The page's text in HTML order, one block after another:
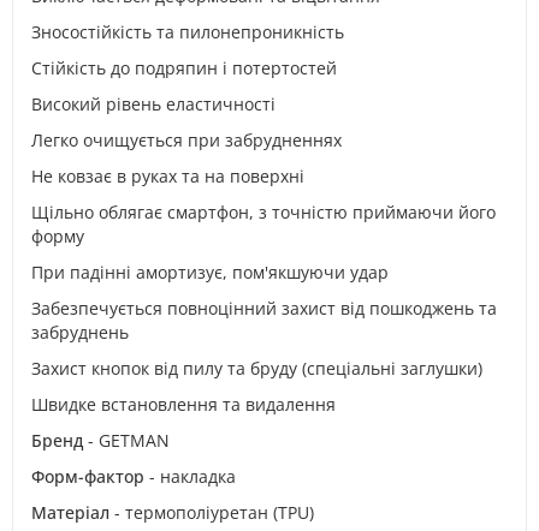
Зносостійкість та пилонепроникність
Стійкість до подряпин і потертостей
Високий рівень еластичності
Легко очищується при забрудненнях
Не ковзає в руках та на поверхні
Щільно облягає смартфон, з точністю приймаючи його
форму
При падінні амортизує, пом'якшуючи удар
Забезпечується повноцінний захист від пошкоджень та
забруднень
Захист кнопок від пилу та бруду (спеціальні заглушки)
Швидке встановлення та видалення
Бренд - GETMAN
Форм-фактор - накладка
Матеріал - термополіуретан (TPU)